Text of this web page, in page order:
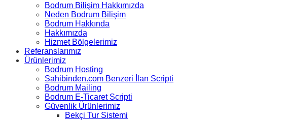
Bodrum Bilişim Hakkımızda
Neden Bodrum Bilişim
Bodrum Hakkında
Hakkımızda
Hizmet Bölgelerimiz
Referanslarımız
Ürünlerimiz
Bodrum Hosting
Sahibinden.com Benzeri İlan Scripti
Bodrum Mailing
Bodrum E-Ticaret Scripti
Güvenlik Ürünlerimiz
Bekçi Tur Sistemi